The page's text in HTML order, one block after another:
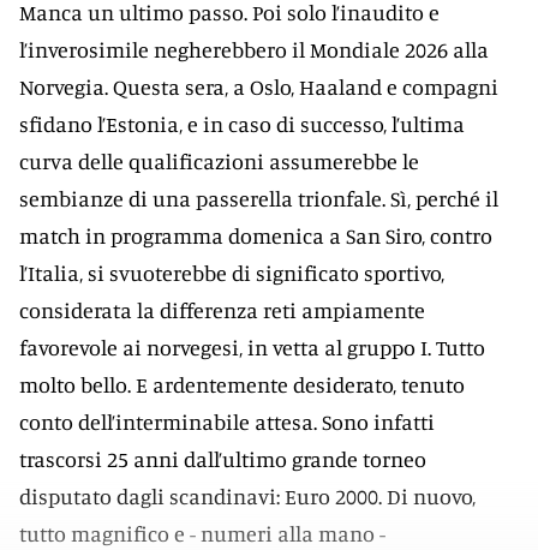
Manca un ultimo passo. Poi solo l’inaudito e
l’inverosimile negherebbero il Mondiale 2026 alla
Norvegia. Questa sera, a Oslo, Haaland e compagni
sfidano l’Estonia, e in caso di successo, l’ultima
curva delle qualificazioni assumerebbe le
sembianze di una passerella trionfale. Sì, perché il
match in programma domenica a San Siro, contro
l’Italia, si svuoterebbe di significato sportivo,
considerata la differenza reti ampiamente
favorevole ai norvegesi, in vetta al gruppo I. Tutto
molto bello. E ardentemente desiderato, tenuto
conto dell’interminabile attesa. Sono infatti
trascorsi 25 anni dall’ultimo grande torneo
disputato dagli scandinavi: Euro 2000. Di nuovo,
tutto magnifico e - numeri alla mano -